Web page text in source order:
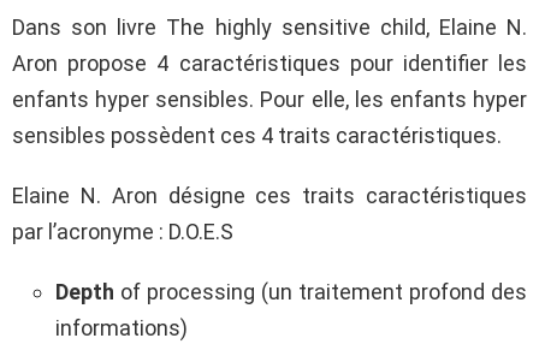
Dans son livre The highly sensitive child, Elaine N.
Aron propose 4 caractéristiques pour identifier les
enfants hyper sensibles. Pour elle, les enfants hyper
sensibles possèdent ces 4 traits caractéristiques.
Elaine N. Aron désigne ces traits caractéristiques
par l’acronyme : D.O.E.S
Depth of processing (un traitement profond des
informations)